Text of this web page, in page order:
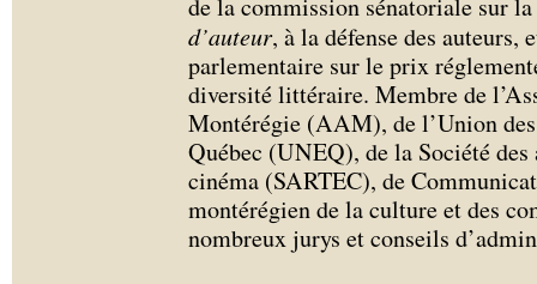
de la commission sénatoriale sur
d’auteur, à la défense des
parlementaire sur le prix
diversité littéraire. Membre de
Montérégie (AAM), de l’Union
Québec (UNEQ), de la Société
cinéma (SARTEC), de
montérégien de la culture et des
nombreux jurys et conseils